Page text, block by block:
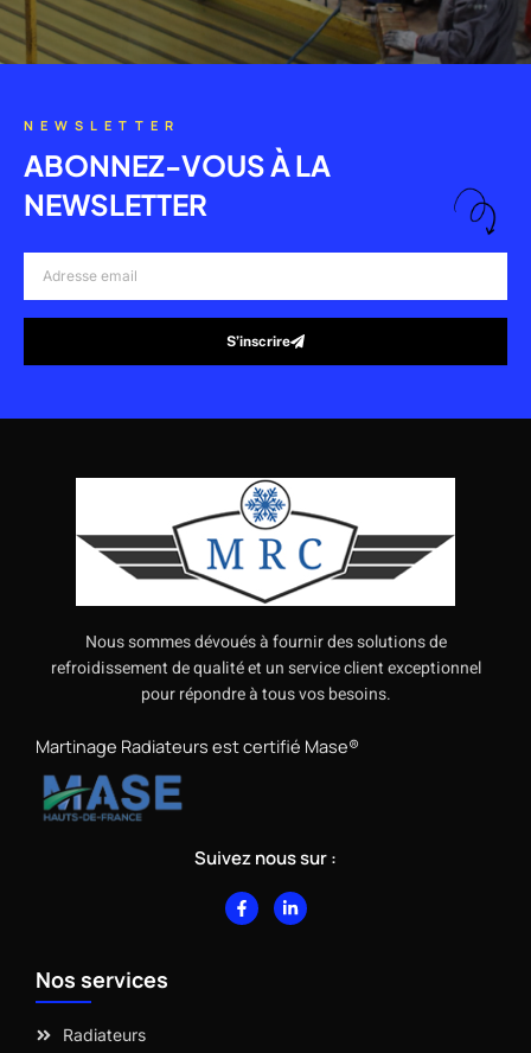
NEWSLETTER
ABONNEZ-VOUS À LA
NEWSLETTER
email
S’inscrire
Nous sommes dévoués à fournir des solutions de
refroidissement de qualité et un service client exceptionnel
pour répondre à tous vos besoins.
Martinage Radiateurs est certifié Mase®
Suivez nous sur :
F
a
c
L
i
n
Nos services
Radiateurs